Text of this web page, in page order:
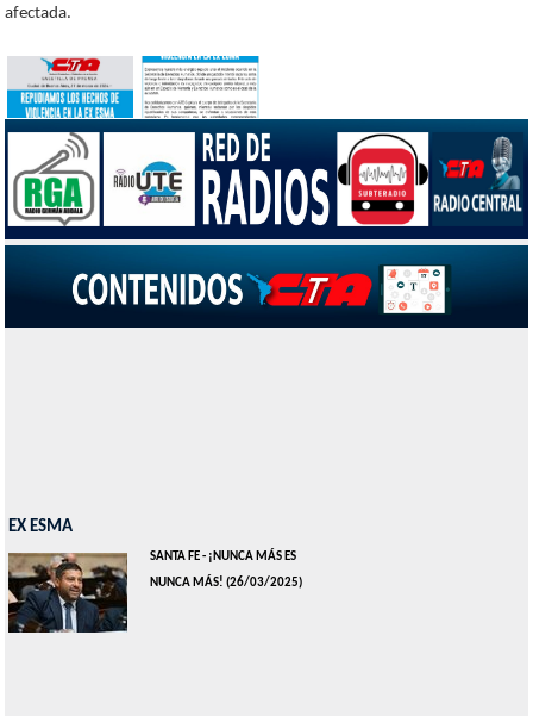
afectada.
EX ESMA
SANTA FE - ¡NUNCA MÁS ES
NUNCA MÁS! (26/03/2025)